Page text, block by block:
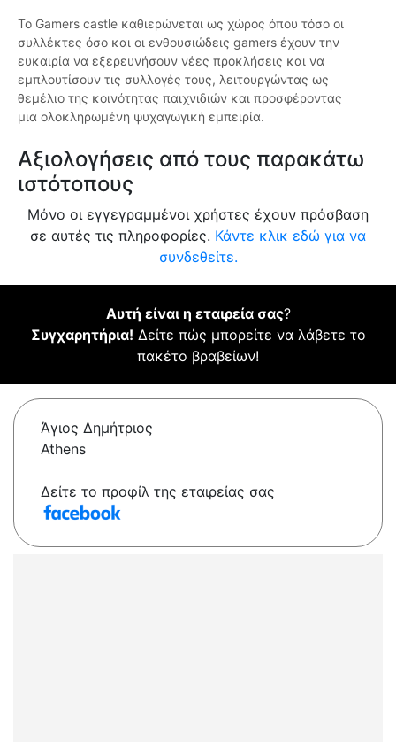
Το Gamers castle καθιερώνεται ως χώρος όπου τόσο οι
συλλέκτες όσο και οι ενθουσιώδεις gamers έχουν την
ευκαιρία να εξερευνήσουν νέες προκλήσεις και να
εμπλουτίσουν τις συλλογές τους, λειτουργώντας ως
θεμέλιο της κοινότητας παιχνιδιών και προσφέροντας
μια ολοκληρωμένη ψυχαγωγική εμπειρία.
Αξιολογήσεις από τους παρακάτω
ιστότοπους
Μόνο οι εγγεγραμμένοι χρήστες έχουν πρόσβαση
σε αυτές τις πληροφορίες. Κάντε κλικ εδώ για να
συνδεθείτε.
Αυτή είναι η εταιρεία σας?
Συγχαρητήρια! Δείτε πώς μπορείτε να λάβετε το
πακέτο βραβείων!
Άγιος Δημήτριος
Athens
Δείτε το προφίλ της εταιρείας σας